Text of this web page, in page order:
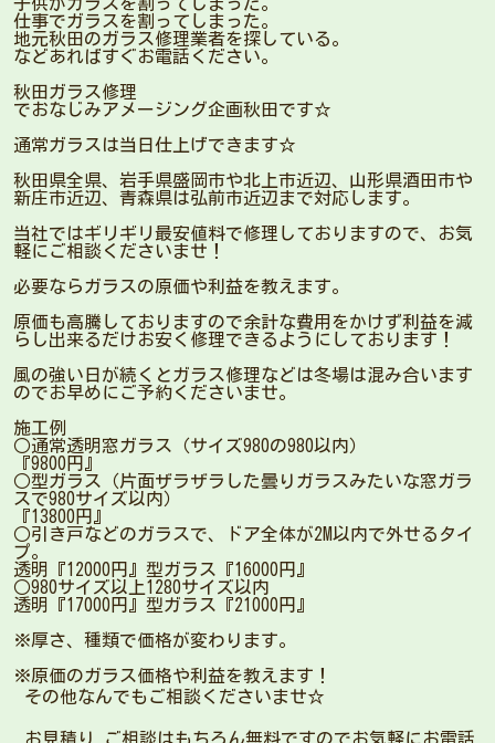
子供がガラスを割ってしまった。
仕事でガラスを割ってしまった。
地元秋田のガラス修理業者を探している。
などあればすぐお電話ください。
秋田ガラス修理
でおなじみアメージング企画秋田です☆
通常ガラスは当日仕上げできます☆
秋田県全県、岩手県盛岡市や北上市近辺、山形県酒田市や
新庄市近辺、青森県は弘前市近辺まで対応します。
当社ではギリギリ最安値料で修理しておりますので、お気
軽にご相談くださいませ！
必要ならガラスの原価や利益を教えます。
原価も高騰しておりますので余計な費用をかけず利益を減
らし出来るだけお安く修理できるようにしております！
風の強い日が続くとガラス修理などは冬場は混み合います
のでお早めにご予約くださいませ。
施工例
○通常透明窓ガラス（サイズ980の980以内）
『9800円』
○型ガラス（片面ザラザラした曇りガラスみたいな窓ガラ
スで980サイズ以内）
『13800円』
○引き戸などのガラスで、ドア全体が2M以内で外せるタイ
プ。
透明『12000円』型ガラス『16000円』
○980サイズ以上1280サイズ以内
透明『17000円』型ガラス『21000円』
※厚さ、種類で価格が変わります。
※原価のガラス価格や利益を教えます！
その他なんでもご相談くださいませ☆
お見積り ご相談はもちろん無料ですのでお気軽にお電話